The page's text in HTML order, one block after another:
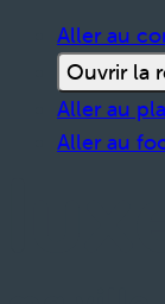
Aller au
Ouvrir la
Aller au
Aller au